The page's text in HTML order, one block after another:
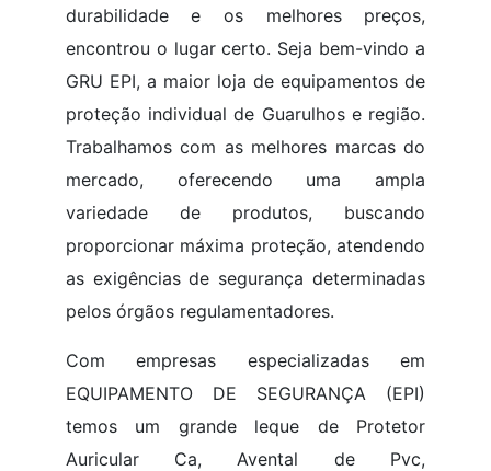
durabilidade e os melhores preços,
encontrou o lugar certo. Seja bem-vindo a
GRU EPI, a maior loja de equipamentos de
proteção individual de Guarulhos e região.
Trabalhamos com as melhores marcas do
mercado, oferecendo uma ampla
variedade de produtos, buscando
proporcionar máxima proteção, atendendo
as exigências de segurança determinadas
pelos órgãos regulamentadores.
Com empresas especializadas em
EQUIPAMENTO DE SEGURANÇA (EPI)
temos um grande leque de Protetor
Auricular Ca, Avental de Pvc,